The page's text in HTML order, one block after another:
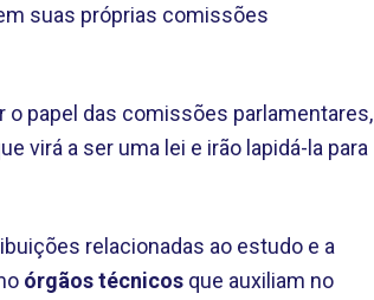
suas próprias comissões
papel das comissões parlamentares,
virá a ser uma lei e irão lapidá-la para
relacionadas ao estudo e a
órgãos técnicos que auxiliam no